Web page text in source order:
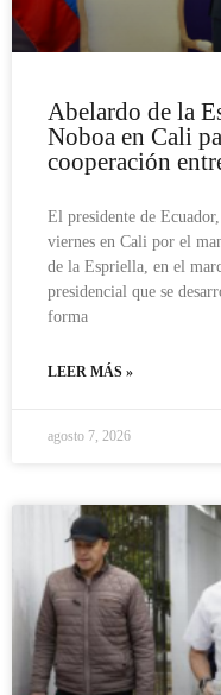
Abelardo de la
Noboa en Cali
cooperación
El presidente de
viernes en Cali por el
de la Espriella, en el
presidencial que se
forma
LEER MÁS »
agosto 7, 2026